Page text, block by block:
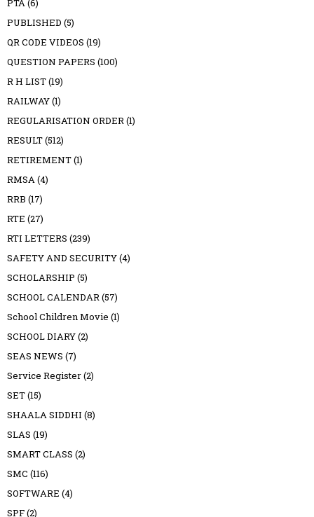
PTA(6)
PUBLISHED (5)
QR CODE VIDEOS (19)
QUESTION PAPERS (100)
R H LIST(19)
RAILWAY(1)
REGULARISATION ORDER(1)
RESULT(512)
RETIREMENT(1)
RMSA(4)
RRB (17)
RTE (27)
RTI LETTERS (239)
SAFETY AND SECURITY(4)
SCHOLARSHIP (5)
SCHOOL CALENDAR(57)
School Children Movie (1)
SCHOOL DIARY(2)
SEAS NEWS (7)
Service Register(2)
SET(15)
SHAALA SIDDHI (8)
SLAS (19)
SMART CLASS (2)
SMC (116)
SOFTWARE (4)
SPF(2)